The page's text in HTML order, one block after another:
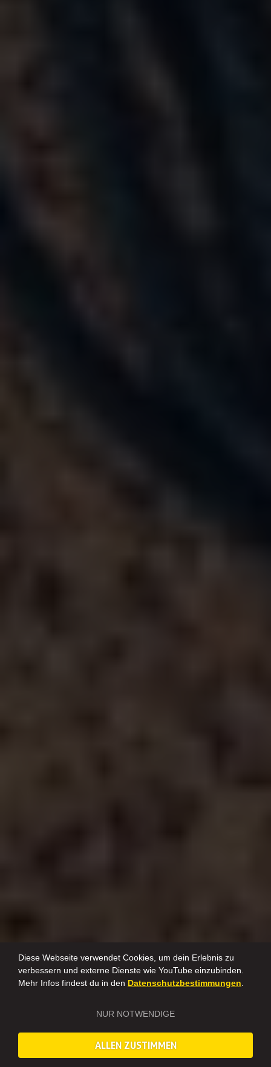
Diese Webseite verwendet Cookies, um dein Erlebnis zu
verbessern und externe Dienste wie YouTube einzubinden.
Mehr Infos findest du in den Datenschutzbestimmungen.
NUR NOTWENDIGE
ALLEN ZUSTIMMEN